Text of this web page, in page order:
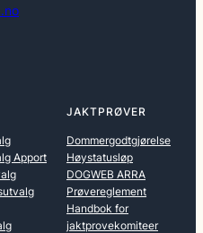
Apport
JAKTPRØVER
Dommergodtgjørelse
Høystatusløp
DOGWEB ARRA
Prøvereglement
Handbok for
jaktprovekomiteer